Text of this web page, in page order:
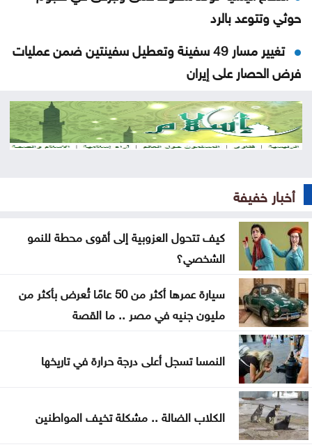
حوثي وتتوعد بالرد
تغيير مسار 49 سفينة وتعطيل سفينتين ضمن عمليات
فرض الحصار على إيران
المواصفات والمقاييس: لا شكاوى بشأن أسطوانات
الغاز الجديدة
في جرمانا بريف دمشق
العراق يستلم 500 مليون دولار من البنك المركزي
الأميركي
إرادة ملكية بتعيين رئيس الديوان الملكي ومدير مكتب
الملك في مجلس الأمن القومي
إصابة طفلين فلسطينيين بنيران الجيش الإسرائيلي في
غزة
بلال احمد المحاسنه مبارك المسمى الجديد
أخبار خفيفة
كيف تتحول العزوبية إلى أقوى محطة للنمو
الشخصي؟
سيارة عمرها أكثر من 50 عامًا تُعرض بأكثر من
مليون جنيه في مصر .. ما القصة
النمسا تسجل أعلى درجة حرارة في تاريخها
الكلاب الضالة .. مشكلة تخيف المواطنين